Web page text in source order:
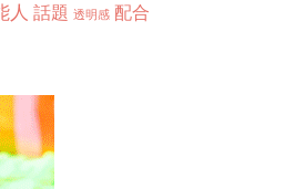
人 話題 透明感 配合